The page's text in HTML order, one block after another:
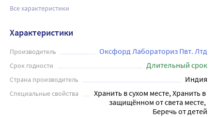
Все характеристики
Характеристики
Производитель Оксфорд Лабораториз Пвт. Лтд
Срок годности Длительный срок
Страна производитель Индия
Специальные свойства
Хранить в сухом месте, Хранить в
защищённом от света месте,
Беречь от детей